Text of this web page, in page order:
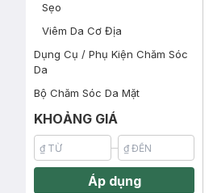
Sẹo
Viêm Da Cơ Địa
Dụng Cụ / Phụ Kiện Chăm Sóc
Da
Bộ Chăm Sóc Da Mặt
KHOẢNG GIÁ
Áp dụng